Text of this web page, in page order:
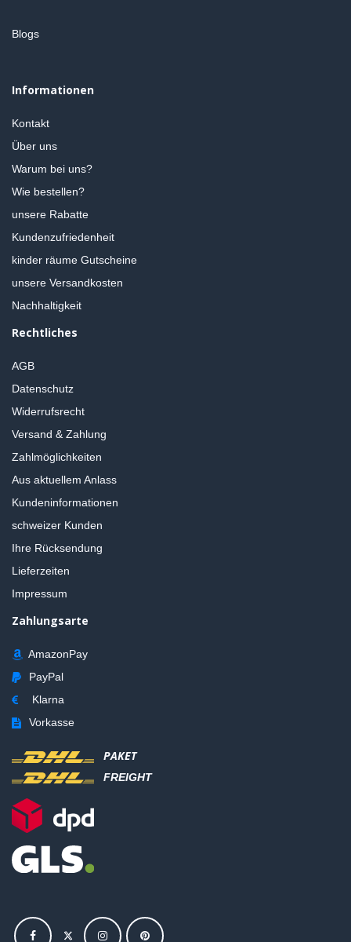
Blogs
Informationen
Kontakt
Über uns
Warum bei uns?
Wie bestellen?
unsere Rabatte
Kundenzufriedenheit
kinder räume Gutscheine
unsere Versandkosten
Nachhaltigkeit
Rechtliches
AGB
Datenschutz
Widerrufsrecht
Versand & Zahlung
Zahlmöglichkeiten
Aus aktuellem Anlass
Kundeninformationen
schweizer Kunden
Ihre Rücksendung
Lieferzeiten
Impressum
Zahlungsarte
AmazonPay
PayPal
Klarna
Vorkasse
PAKET
FREIGHT